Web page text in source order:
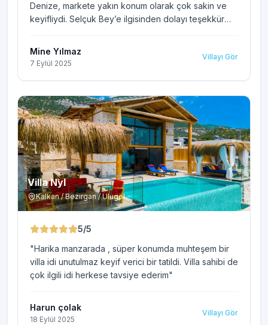
Denize, markete yakın konum olarak çok sakin ve
keyifliydi. Selçuk Bey’e ilgisinden dolayı teşekkür
Mine Yılmaz
7 Eylül 2025
Villayı Gör
Villa Nyl
Kalkan / Bezirgan / Ulugöl
5/5
"Harika manzarada , süper konumda muhteşem bir
villa idi unutulmaz keyif verici bir tatildi. Villa sahibi de
çok ilgili idi herkese tavsiye ederim"
Harun çolak
18 Eylül 2025
Villayı Gör